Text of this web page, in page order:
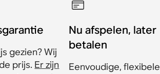
gezien? Wij
prijs. Er zijn
Nu afspelen, later
betalen
Eenvoudige, flexibele